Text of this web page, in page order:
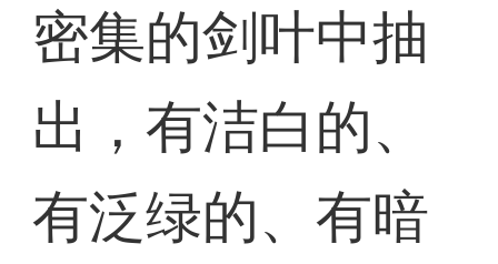
密集的剑叶中抽
出，有洁白的、
有泛绿的、有暗